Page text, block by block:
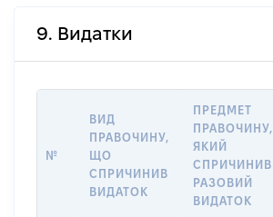
9. Видатки
№
ВИД
ПРАВОЧИНУ,
ЩО
СПРИЧИНИВ
ВИДАТОК
ПРЕДМЕТ
ПРАВОЧИНУ,
ЯКИЙ
СПРИЧИНИВ
РАЗОВИЙ
ВИДАТОК